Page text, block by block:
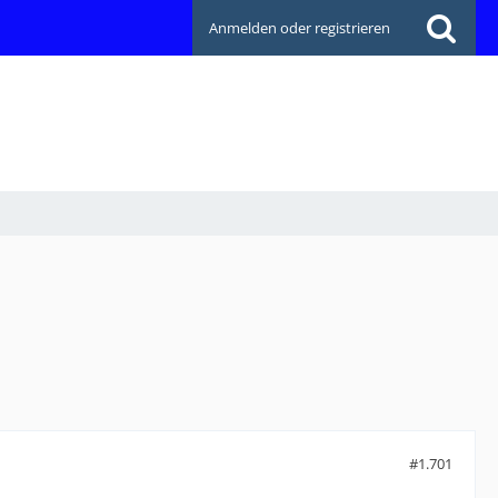
Anmelden oder registrieren
#1.701